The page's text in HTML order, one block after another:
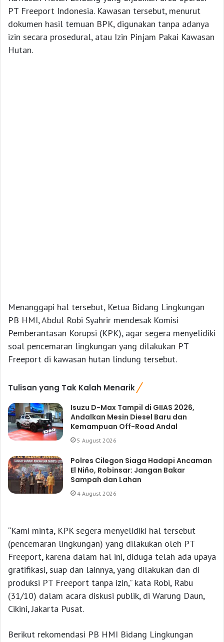
PT Freeport Indonesia. Kawasan tersebut, menurut
dokumen hasil temuan BPK, digunakan tanpa adanya
izin secara prosedural, atau Izin Pinjam Pakai Kawasan
Hutan.
Menanggapi hal tersebut, Ketua Bidang Lingkungan
PB HMI, Abdul Robi Syahrir mendesak Komisi
Pemberantasan Korupsi (KPK), agar segera menyelidiki
soal pencemaran lingkungan yang dilakukan PT
Freeport di kawasan hutan lindung tersebut.
Tulisan yang Tak Kalah Menarik
Isuzu D-Max Tampil di GIIAS 2026,
Andalkan Mesin Diesel Baru dan
Kemampuan Off-Road Andal
5 August 2026
Polres Cilegon Siaga Hadapi Ancaman
El Niño, Robinsar: Jangan Bakar
Sampah dan Lahan
4 August 2026
“Kami minta, KPK segera menyelidiki hal tersebut
(pencemaran lingkungan) yang dilakukan oleh PT
Freeport, karena dalam hal ini, diduga telah ada upaya
gratifikasi, suap dan lainnya, yang dilakukan dan di
produksi PT Freeport tanpa izin,” kata Robi, Rabu
(31/10) dalam acara diskusi publik, di Warung Daun,
Cikini, Jakarta Pusat.
Berikut rekomendasi PB HMI Bidang Lingkungan